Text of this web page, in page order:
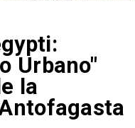
Urbano"
la